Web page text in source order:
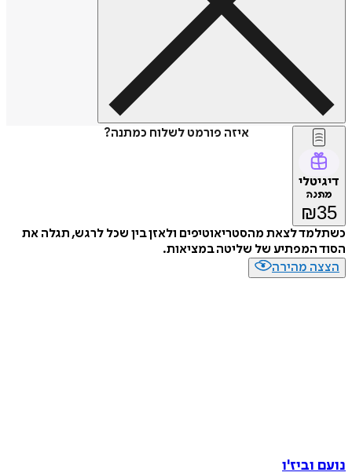
איזה פורמט לשלוח כמתנה?
דיגיטלי
מתנה
₪35
כשתלמד לצאת מהסטריאוטיפים ולאזן בין שכל לרגש, תגלה את
הסוד המפתיע של שליטה במציאות.
הצצה מהירה
נועם וביז'ו